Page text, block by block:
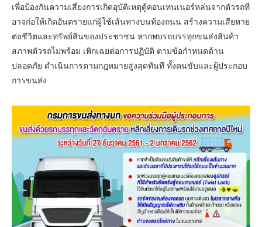
เพื่อป้องกันความเสี่ยงการเกิดอุบัติเหตุตู้คอนเทนเนอร์หล่นจากตัวรถที่
อาจก่อให้เกิดอันตรายแก่ผู้ใช้เส้นทางบนท้องถนน สร้างความเสียหาย
ต่อชีวิตและทรัพย์สินของประชาชน หากพบรถบรรทุกขนส่งสินค้า
สภาพตัวรถไม่พร้อม เพิกเฉยต่อการปฏิบัติ ตามข้อกำหนดด้าน
ปลอดภัย ดำเนินการตามกฎหมายสูงสุดทันที ทั้งคนขับและผู้ประกอบ
การขนส่ง